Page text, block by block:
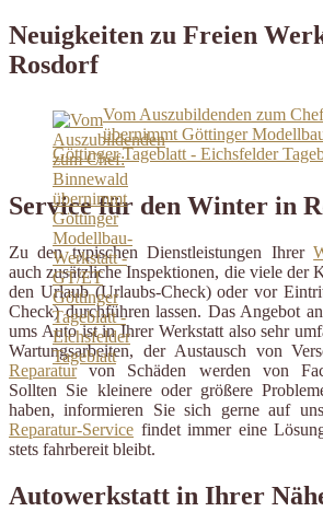
Neuigkeiten zu Freien
Rosdorf
Vom Auszubildenden zum
übernimmt Göttinger
Göttinger Tageblatt - Eichsfelder
Service für den Winter in
Zu den typischen Dienstleistungen Ihrer
auch zusätzliche Inspektionen, die viele der
den Urlaub (Urlaubs-Check) oder vor
Check) durchführen lassen. Das Angebot
ums Auto ist in Ihrer Werkstatt also sehr
Wartungsarbeiten, der Austausch von
Reparaturvon Schäden werden von
Sollten Sie kleinere oder größere
haben, informieren Sie sich gerne auf
Reparatur-Service findet immer eine
stets fahrbereit bleibt.
Autowerkstatt in Ihrer